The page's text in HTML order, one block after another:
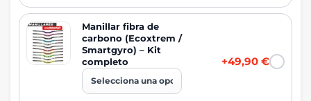
Manillar fibra de
carbono (Ecoxtrem /
Smartgyro) – Kit
completo
+49,90 €